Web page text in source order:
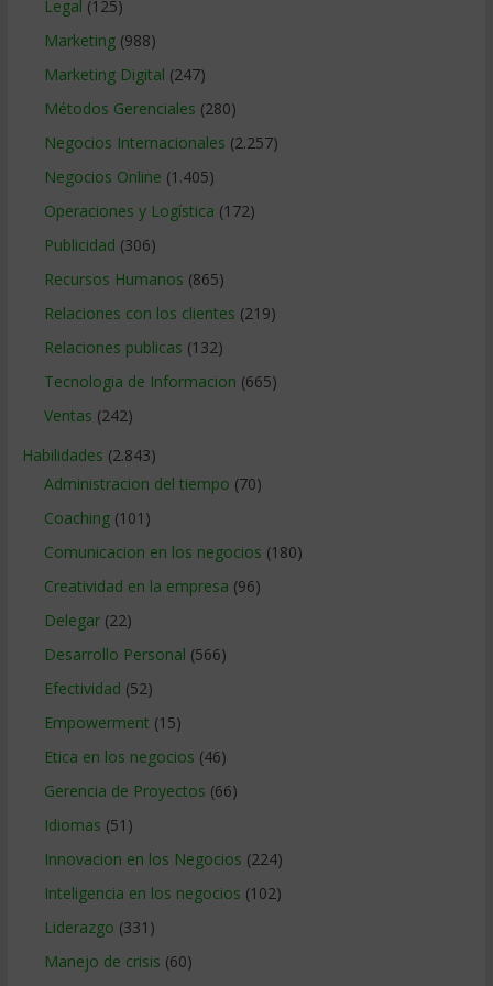
Legal (125)
Marketing(988)
Marketing Digital (247)
Métodos Gerenciales (280)
Negocios Internacionales (2.257)
Negocios Online (1.405)
Operaciones y Logística (172)
Publicidad (306)
Recursos Humanos (865)
Relaciones con los clientes (219)
Relaciones publicas (132)
Tecnologia de Informacion (665)
Ventas (242)
Habilidades (2.843)
Administracion del tiempo (70)
Coaching(101)
Comunicacion en los negocios (180)
Creatividad en la empresa (96)
Delegar(22)
Desarrollo Personal (566)
Efectividad (52)
Empowerment (15)
Etica en los negocios (46)
Gerencia de Proyectos (66)
Idiomas (51)
Innovacion en los Negocios (224)
Inteligencia en los negocios (102)
Liderazgo (331)
Manejo de crisis (60)